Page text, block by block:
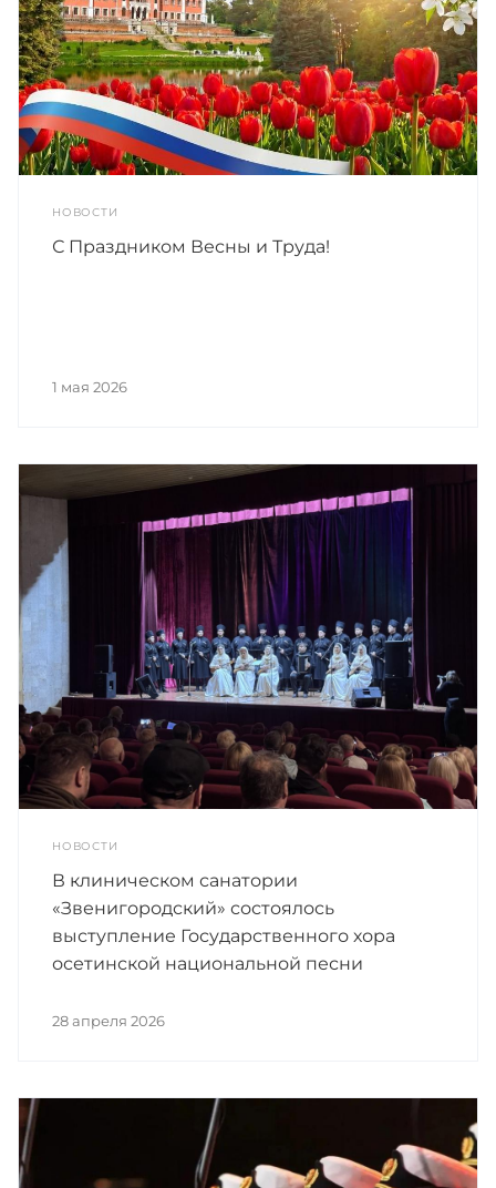
НОВОСТИ
С Праздником Весны и Труда!
1 мая 2026
НОВОСТИ
В клиническом санатории
«Звенигородский» состоялось
выступление Государственного хора
осетинской национальной песни
28 апреля 2026